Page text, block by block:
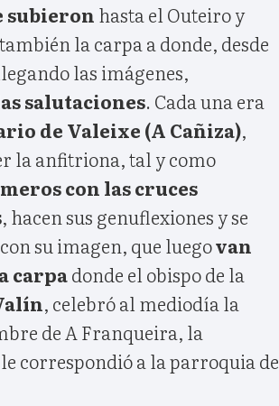
subieron hasta el Outeiro y
la carpa a donde, desde
las imágenes,
salutaciones. Cada una era
de Valeixe (A Cañiza),
la anfitriona, tal y como
con las cruces
, hacen sus genuflexiones y se
su imagen, que luegovan
carpadonde el obispo de la
, celebró al mediodía la
de A Franqueira, la
le correspondió a la parroquia de